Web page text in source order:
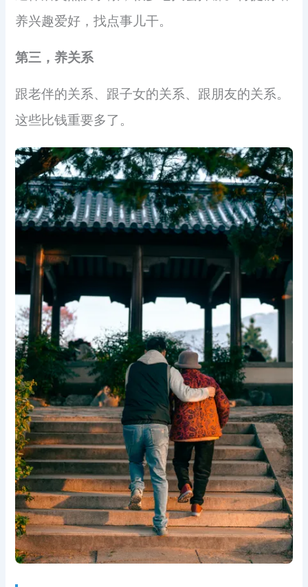
养兴趣爱好，找点事儿干。
第三，养关系
跟老伴的关系、跟子女的关系、跟朋友的关系。
这些比钱重要多了。